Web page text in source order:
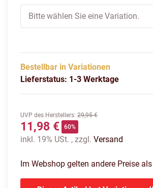
Bitte wählen Sie eine Variation.
Bestellbar in Variationen
Lieferstatus: 1-3 Werktage
UVP des Herstellers: 29,95 €
11,98 € 60%
inkl. 19% USt. , zzgl. Versand
Im Webshop gelten andere Preise